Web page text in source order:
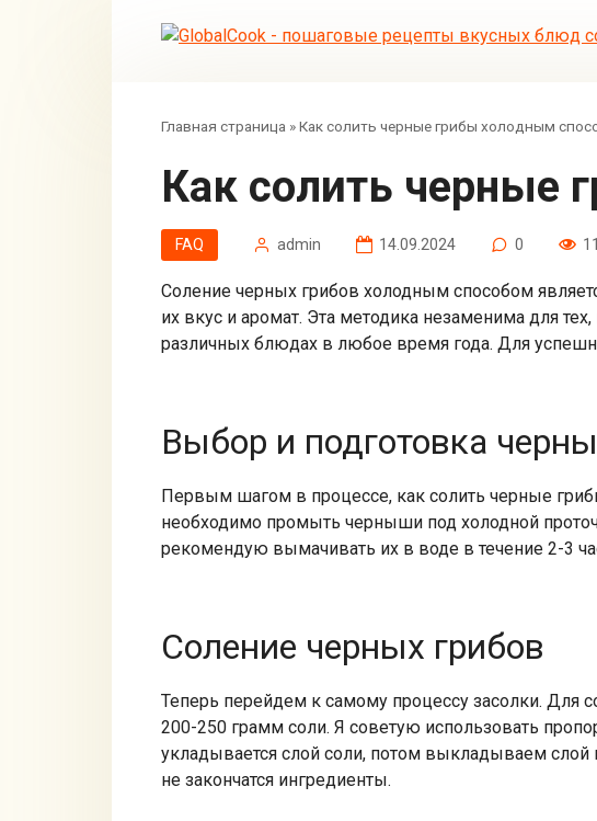
Главная страница »Как солить черные грибы холодным
Как солить
FAQ admin 14.09.2024 0
Соление черных грибов холодным способом
их вкус и аромат. Эта методика незаменима для
различных блюдах в любое время года. Для
Выбор и подготовка
Первым шагом в процессе, как солить черные
необходимо промыть черныши под холодной
рекомендую вымачивать их в воде в течение 2-3
Соление черных грибов
Теперь перейдем к самому процессу засолки. Для
200-250 грамм соли. Я советую использовать
укладывается слой соли, потом выкладываем
не закончатся ингредиенты.